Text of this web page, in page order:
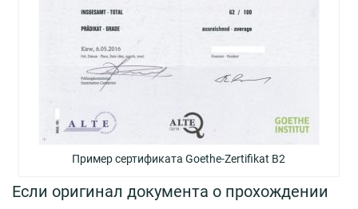
Пример сертификата Goethe-Zertifikat В2
Если оригинал документа о прохождении